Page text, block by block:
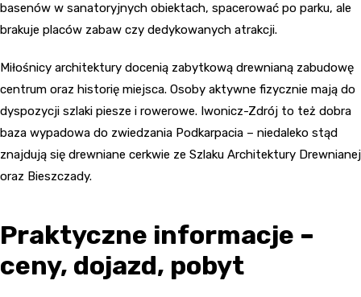
basenów w sanatoryjnych obiektach, spacerować po parku, ale
brakuje placów zabaw czy dedykowanych atrakcji.
Miłośnicy architektury docenią zabytkową drewnianą zabudowę
centrum oraz historię miejsca. Osoby aktywne fizycznie mają do
dyspozycji szlaki piesze i rowerowe. Iwonicz-Zdrój to też dobra
baza wypadowa do zwiedzania Podkarpacia – niedaleko stąd
znajdują się drewniane cerkwie ze Szlaku Architektury Drewnianej
oraz Bieszczady.
Praktyczne informacje –
ceny, dojazd, pobyt